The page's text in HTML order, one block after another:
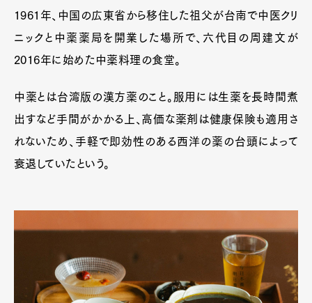
1961年、中国の広東省から移住した祖父が台南で中医クリ
ニックと中薬薬局を開業した場所で、六代目の周建文が
2016年に始めた中薬料理の食堂。
中薬とは台湾版の漢方薬のこと。服用には生薬を長時間煮
出すなど手間がかかる上、高価な薬剤は健康保険も適用さ
れないため、手軽で即効性のある西洋の薬の台頭によって
衰退していたという。